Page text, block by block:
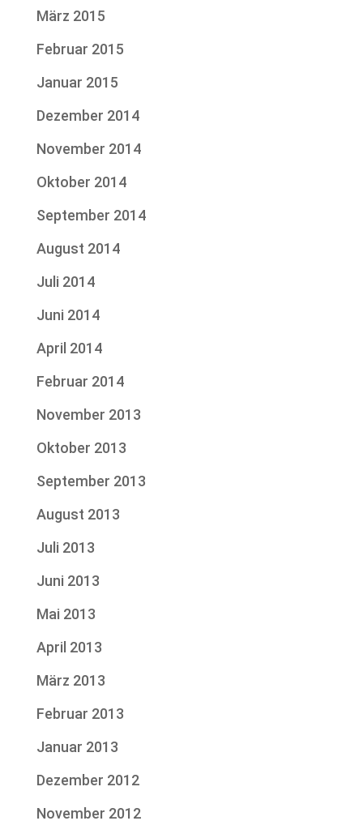
März 2015
Februar 2015
Januar 2015
Dezember 2014
November 2014
Oktober 2014
September 2014
August 2014
Juli 2014
Juni 2014
April 2014
Februar 2014
November 2013
Oktober 2013
September 2013
August 2013
Juli 2013
Juni 2013
Mai 2013
April 2013
März 2013
Februar 2013
Januar 2013
Dezember 2012
November 2012